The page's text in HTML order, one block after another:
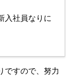
入社員なりに
ですので、努力